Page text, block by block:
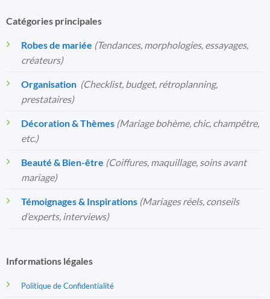
Catégories principales
Robes de mariée (Tendances, morphologies, essayages,
créateurs)
Organisation️ (Checklist, budget, rétroplanning,
prestataires)
Décoration & Thèmes (Mariage bohème, chic, champêtre,
etc.)
Beauté & Bien-être (Coiffures, maquillage, soins avant
mariage)
Témoignages & Inspirations (Mariages réels, conseils
d’experts, interviews)
Informations légales
Politique de Confidentialité